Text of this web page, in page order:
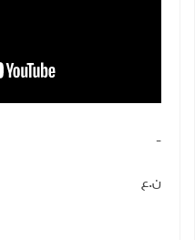
-
ن.ع